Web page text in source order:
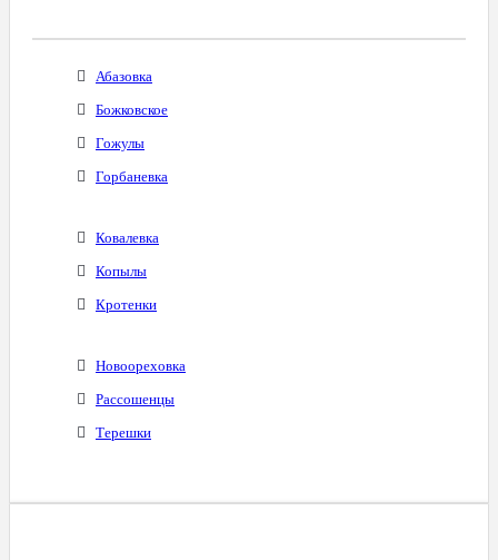
Абазовка
Божковское
Гожулы
Горбаневка
Ковалевка
Копылы
Кротенки
Новоореховка
Рассошенцы
Терешки